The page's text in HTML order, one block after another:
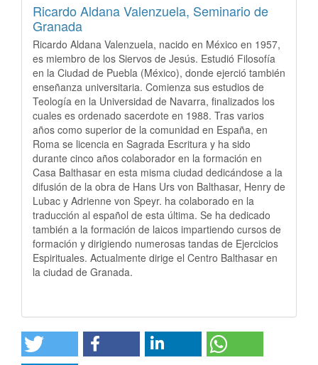
Ricardo Aldana Valenzuela, Seminario de
Granada
Ricardo Aldana Valenzuela, nacido en México en 1957,
es miembro de los Siervos de Jesús. Estudió Filosofía
en la Ciudad de Puebla (México), donde ejerció también
enseñanza universitaria. Comienza sus estudios de
Teología en la Universidad de Navarra, finalizados los
cuales es ordenado sacerdote en 1988. Tras varios
años como superior de la comunidad en España, en
Roma se licencia en Sagrada Escritura y ha sido
durante cinco años colaborador en la formación en
Casa Balthasar en esta misma ciudad dedicándose a la
difusión de la obra de Hans Urs von Balthasar, Henry de
Lubac y Adrienne von Speyr. ha colaborado en la
traducción al español de esta última. Se ha dedicado
también a la formación de laicos impartiendo cursos de
formación y dirigiendo numerosas tandas de Ejercicios
Espirituales. Actualmente dirige el Centro Balthasar en
la ciudad de Granada.